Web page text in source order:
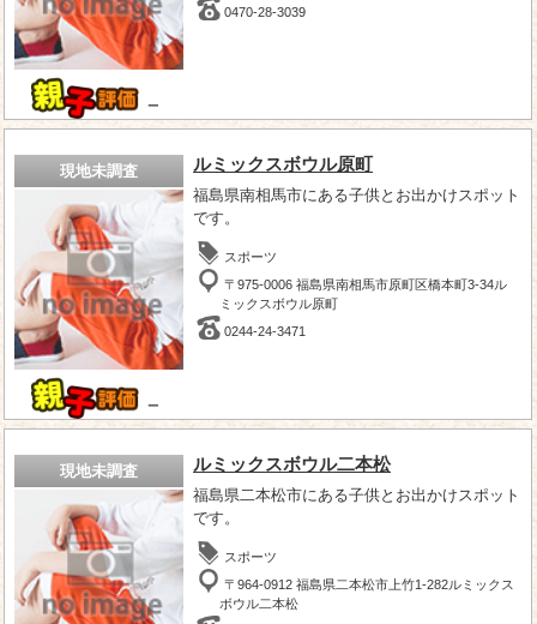
－
0470-28-3039
現地未調査
－
ルミックスボウル原町
福島県南相馬市にある子供とお出かけスポット
です。
スポーツ
〒975-0006 福島県南相馬市原町区橋本町3-34ル
ミックスボウル原町
0244-24-3471
現地未調査 ルミックスボウル二本松
福島県二本松市にある子供とお出かけスポット
です。
スポーツ
〒964-0912 福島県二本松市上竹1-282ルミックス
ボウル二本松